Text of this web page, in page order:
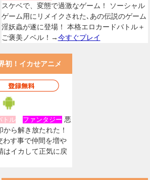
スケベで、変態で過激なゲーム！ ソーシャル
ゲーム用にリメイクされた､あの伝説のゲーム
淫妖蟲が遂に登場！ 本格エロカードバトル＋
ご褒美ノベル！→今すぐプレイ
初！イカせアニメ
トル ファンタジー 悪
ら解き放たれた！
わす事で仲間を増や
はイカして正気に戻